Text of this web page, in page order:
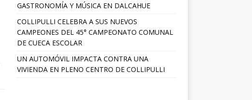
GASTRONOMÍA Y MÚSICA EN DALCAHUE
COLLIPULLI CELEBRA A SUS NUEVOS
CAMPEONES DEL 45° CAMPEONATO COMUNAL
DE CUECA ESCOLAR
UN AUTOMÓVIL IMPACTA CONTRA UNA
VIVIENDA EN PLENO CENTRO DE COLLIPULLI